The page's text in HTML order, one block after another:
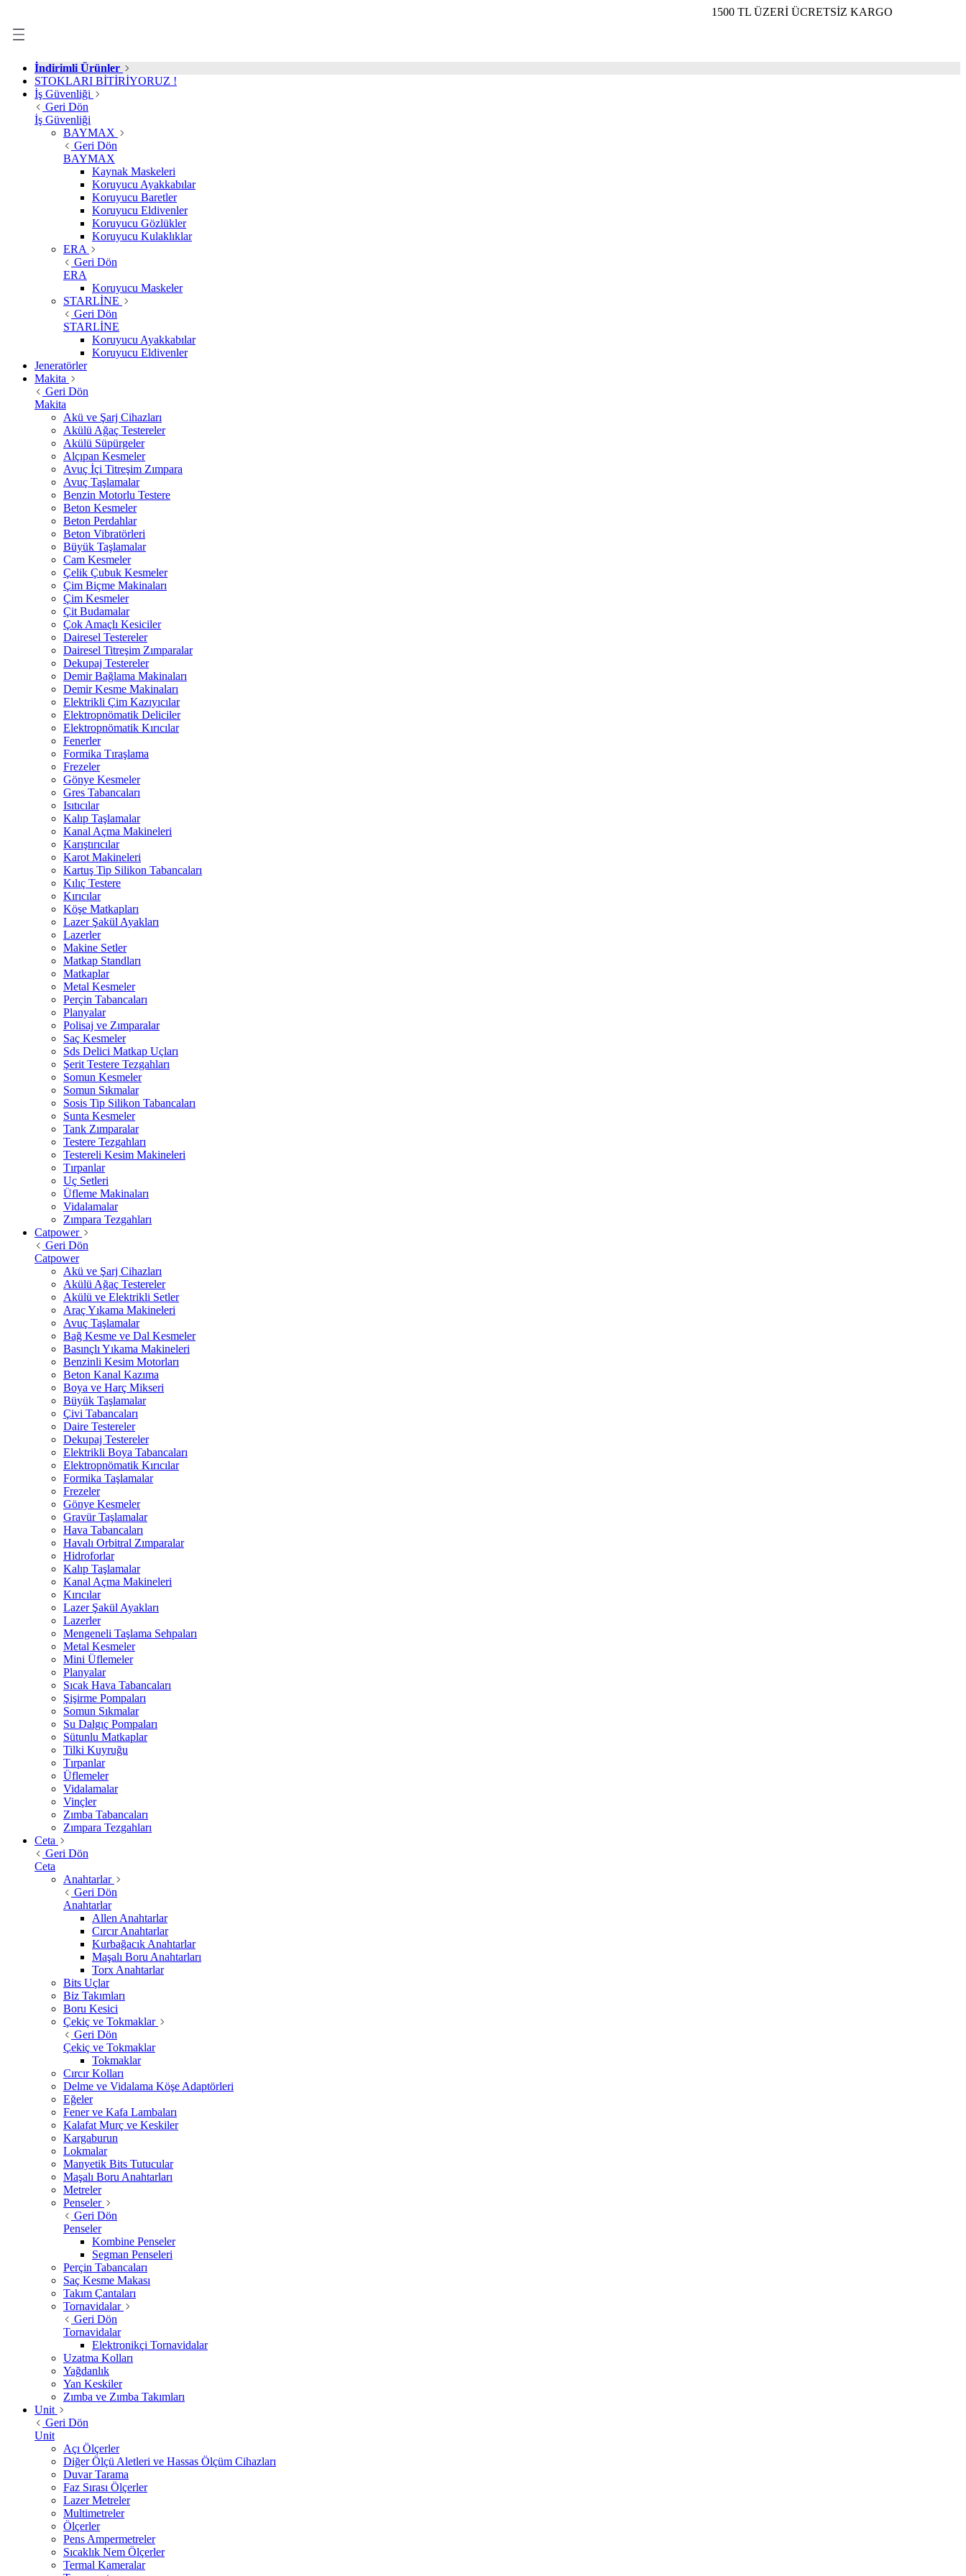
1500 TL ÜZERİ ÜCRETSİZ KARGO
İndirimli Ürünler
STOKLARI BİTİRİYORUZ !
İş Güvenliği
Geri Dön
İş Güvenliği
BAYMAX
Geri Dön
BAYMAX
Kaynak Maskeleri
Koruyucu Ayakkabılar
Koruyucu Baretler
Koruyucu Eldivenler
Koruyucu Gözlükler
Koruyucu Kulaklıklar
ERA
Geri Dön
ERA
Koruyucu Maskeler
STARLİNE
Geri Dön
STARLİNE
Koruyucu Ayakkabılar
Koruyucu Eldivenler
Jeneratörler
Makita
Geri Dön
Makita
Akü ve Şarj Cihazları
Akülü Ağaç Testereler
Akülü Süpürgeler
Alçıpan Kesmeler
Avuç İçi Titreşim Zımpara
Avuç Taşlamalar
Benzin Motorlu Testere
Beton Kesmeler
Beton Perdahlar
Beton Vibratörleri
Büyük Taşlamalar
Cam Kesmeler
Çelik Çubuk Kesmeler
Çim Biçme Makinaları
Çim Kesmeler
Çit Budamalar
Çok Amaçlı Kesiciler
Dairesel Testereler
Dairesel Titreşim Zımparalar
Dekupaj Testereler
Demir Bağlama Makinaları
Demir Kesme Makinaları
Elektrikli Çim Kazıyıcılar
Elektropnömatik Deliciler
Elektropnömatik Kırıcılar
Fenerler
Formika Tıraşlama
Frezeler
Gönye Kesmeler
Gres Tabancaları
Isıtıcılar
Kalıp Taşlamalar
Kanal Açma Makineleri
Karıştırıcılar
Karot Makineleri
Kartuş Tip Silikon Tabancaları
Kılıç Testere
Kırıcılar
Köşe Matkapları
Lazer Şakül Ayakları
Lazerler
Makine Setler
Matkap Standları
Matkaplar
Metal Kesmeler
Perçin Tabancaları
Planyalar
Polisaj ve Zımparalar
Saç Kesmeler
Sds Delici Matkap Uçları
Şerit Testere Tezgahları
Somun Kesmeler
Somun Sıkmalar
Sosis Tip Silikon Tabancaları
Sunta Kesmeler
Tank Zımparalar
Testere Tezgahları
Testereli Kesim Makineleri
Tırpanlar
Uç Setleri
Üfleme Makinaları
Vidalamalar
Zımpara Tezgahları
Catpower
Geri Dön
Catpower
Akü ve Şarj Cihazları
Akülü Ağaç Testereler
Akülü ve Elektrikli Setler
Araç Yıkama Makineleri
Avuç Taşlamalar
Bağ Kesme ve Dal Kesmeler
Basınçlı Yıkama Makineleri
Benzinli Kesim Motorları
Beton Kanal Kazıma
Boya ve Harç Mikseri
Büyük Taşlamalar
Çivi Tabancaları
Daire Testereler
Dekupaj Testereler
Elektrikli Boya Tabancaları
Elektropnömatik Kırıcılar
Formika Taşlamalar
Frezeler
Gönye Kesmeler
Gravür Taşlamalar
Hava Tabancaları
Havalı Orbitral Zımparalar
Hidroforlar
Kalıp Taşlamalar
Kanal Açma Makineleri
Kırıcılar
Lazer Şakül Ayakları
Lazerler
Mengeneli Taşlama Sehpaları
Metal Kesmeler
Mini Üflemeler
Planyalar
Sıcak Hava Tabancaları
Şişirme Pompaları
Somun Sıkmalar
Su Dalgıç Pompaları
Sütunlu Matkaplar
Tilki Kuyruğu
Tırpanlar
Üflemeler
Vidalamalar
Vinçler
Zımba Tabancaları
Zımpara Tezgahları
Ceta
Geri Dön
Ceta
Anahtarlar
Geri Dön
Anahtarlar
Allen Anahtarlar
Cırcır Anahtarlar
Kurbağacık Anahtarlar
Maşalı Boru Anahtarları
Torx Anahtarlar
Bits Uçlar
Biz Takımları
Boru Kesici
Çekiç ve Tokmaklar
Geri Dön
Çekiç ve Tokmaklar
Tokmaklar
Cırcır Kolları
Delme ve Vidalama Köşe Adaptörleri
Eğeler
Fener ve Kafa Lambaları
Kalafat Murç ve Keskiler
Kargaburun
Lokmalar
Manyetik Bits Tutucular
Maşalı Boru Anahtarları
Metreler
Penseler
Geri Dön
Penseler
Kombine Penseler
Segman Penseleri
Perçin Tabancaları
Saç Kesme Makası
Takım Çantaları
Tornavidalar
Geri Dön
Tornavidalar
Elektronikçi Tornavidalar
Uzatma Kolları
Yağdanlık
Yan Keskiler
Zımba ve Zımba Takımları
Unit
Geri Dön
Unit
Açı Ölçerler
Diğer Ölçü Aletleri ve Hassas Ölçüm Cihazları
Duvar Tarama
Faz Sırası Ölçerler
Lazer Metreler
Multimetreler
Ölçerler
Pens Ampermetreler
Sıcaklık Nem Ölçerler
Termal Kameralar